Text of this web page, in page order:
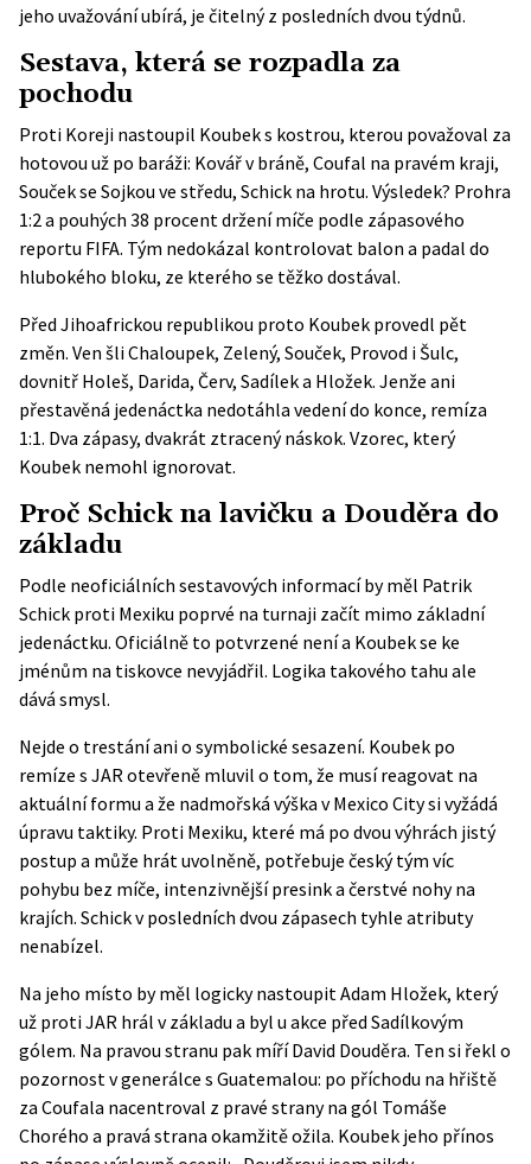
jeho uvažování ubírá, je čitelný z posledních dvou týdnů.
Sestava, která se rozpadla za
pochodu
Proti Koreji nastoupil Koubek s kostrou, kterou považoval za
hotovou už po baráži: Kovář v bráně, Coufal na pravém kraji,
Souček se Sojkou ve středu, Schick na hrotu. Výsledek? Prohra
1:2 a pouhých 38 procent držení míče podle zápasového
reportu FIFA. Tým nedokázal kontrolovat balon a padal do
hlubokého bloku, ze kterého se těžko dostával.
Před Jihoafrickou republikou proto Koubek provedl pět
změn. Ven šli Chaloupek, Zelený, Souček, Provod i Šulc,
dovnitř Holeš, Darida, Červ, Sadílek a Hložek. Jenže ani
přestavěná jedenáctka nedotáhla vedení do konce, remíza
1:1. Dva zápasy, dvakrát ztracený náskok. Vzorec, který
Koubek nemohl ignorovat.
Proč Schick na lavičku a Douděra do
základu
Podle neoficiálních sestavových informací by měl Patrik
Schick proti Mexiku poprvé na turnaji začít mimo základní
jedenáctku. Oficiálně to potvrzené není a Koubek se ke
jménům na tiskovce nevyjádřil. Logika takového tahu ale
dává smysl.
Nejde o trestání ani o symbolické sesazení. Koubek po
remíze s JAR otevřeně mluvil o tom, že musí reagovat na
aktuální formu a že nadmořská výška v Mexico City si vyžádá
úpravu taktiky. Proti Mexiku, které má po dvou výhrách jistý
postup a může hrát uvolněně, potřebuje český tým víc
pohybu bez míče, intenzivnější presink a čerstvé nohy na
krajích. Schick v posledních dvou zápasech tyhle atributy
nenabízel.
Na jeho místo by měl logicky nastoupit Adam Hložek, který
už proti JAR hrál v základu a byl u akce před Sadílkovým
gólem. Na pravou stranu pak míří David Douděra. Ten si řekl o
pozornost v generálce s Guatemalou: po příchodu na hřiště
za Coufala nacentroval z pravé strany na gól Tomáše
Chorého a pravá strana okamžitě ožila. Koubek jeho přínos